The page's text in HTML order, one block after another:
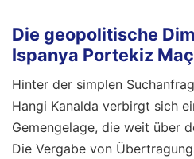
Die geopolitische
Ispanya Portekiz
Hinter der simplen
Hangi Kanalda verbirgt sich
Gemengelage, die weit über
Die Vergabe von